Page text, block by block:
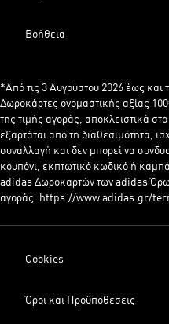
Βοήθεια
*Από τις 3 Αυγούστου 2026 έως και
Δωροκάρτες ονομαστικής αξίας
της τιμής αγοράς, αποκλειστικά
εξαρτάται από τη διαθεσιμότητα,
συναλλαγή και δεν μπορεί να
κουπόνι, εκπτωτικό κωδικό ή
adidas Δωροκαρτών των adidas
αγοράς: https://www.adidas.gr/
Cookies
Όροι και Προϋποθέσεις